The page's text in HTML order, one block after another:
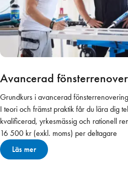
materialleverantör. Med rätt kunskap
planering och hantverksmoment kan
får en effektivare arbetsdag.
Avancerad
Grundkurs i avancerad
I teori och främst praktik får du lära dig
kvalificerad, yrkesmässig och rationell
16 500 kr (exkl. moms) per deltagare
Läs mer